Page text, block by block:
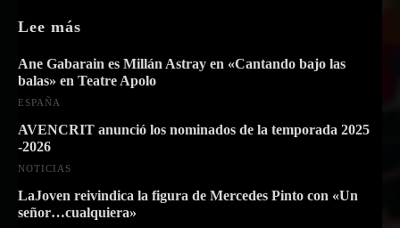
Lee más
Ane Gabarain es Millán Astray en «Cantando bajo las
balas» en Teatre Apolo
ESPAÑA
AVENCRIT anunció los nominados de la temporada 2025
-2026
NOTICIAS
LaJoven reivindica la figura de Mercedes Pinto con «Un
señor…cualquiera»